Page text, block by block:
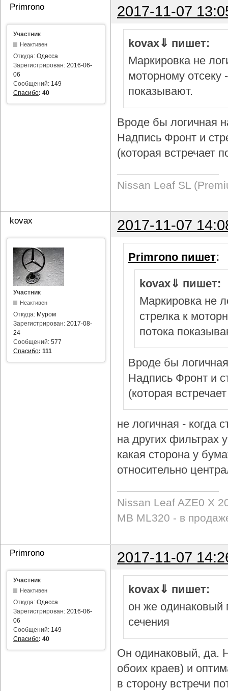
Primrono 2017-11-07
Участник
Неактивен
Откуда: Одесса
Зарегистрирован: 2016-06-
06
Сообщений: 149
Спасибо: 40
kovax⇓ пишет:
Маркировка не
моторному отсеку
показывают.
Вроде бы логичная
Надпись Фронт и
(которая встречает
Nissan Leaf SL
kovax 2017-11-07
Участник
Неактивен
Откуда: Муром
Зарегистрирован: 2017-08-
24
Сообщений: 577
Спасибо: 111
Primrono пишет:
kovax⇓ пишет:
Маркировка не
стрелка к
потока
Вроде бы
Надпись Фронт и
(которая
не логичная - когда
на других фильтрах
какая сторона у
относительно
Nissan Leaf AZE0 X
MB ML320 - в
Primrono 2017-11-07
Участник
Неактивен
Откуда: Одесса
Зарегистрирован: 2016-06-
06
Сообщений: 149
Спасибо: 40
kovax⇓ пишет:
он же одинаковый
сечения
Он одинаковый, да.
обоих краев) и
в сторону встречи